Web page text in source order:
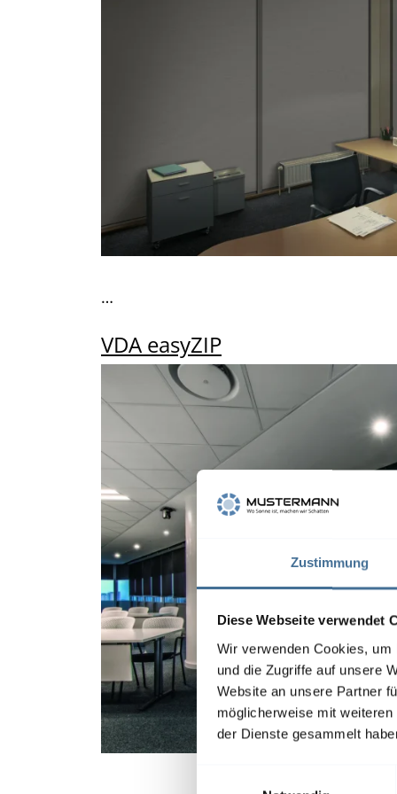
Zustimmung
Diese Webseite verwendet
Wir verwenden Cookies,
und die Zugriffe auf unsere
Website an unsere Partner
möglicherweise mit
der Dienste gesammelt
…
VDA easyZIP